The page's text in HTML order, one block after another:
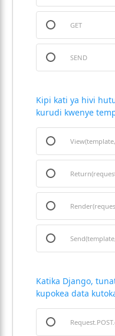
GET
SEND
Kipi kati ya hivi
kurudi kwenye
Katika Django,
kupokea data